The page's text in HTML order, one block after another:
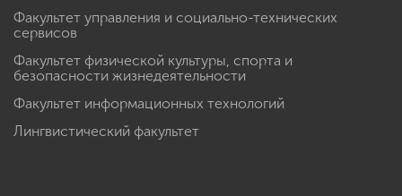
Факультет управления и социально-технических
сервисов
Факультет физической культуры, спорта и
безопасности жизнедеятельности
Факультет информационных технологий
Лингвистический факультет